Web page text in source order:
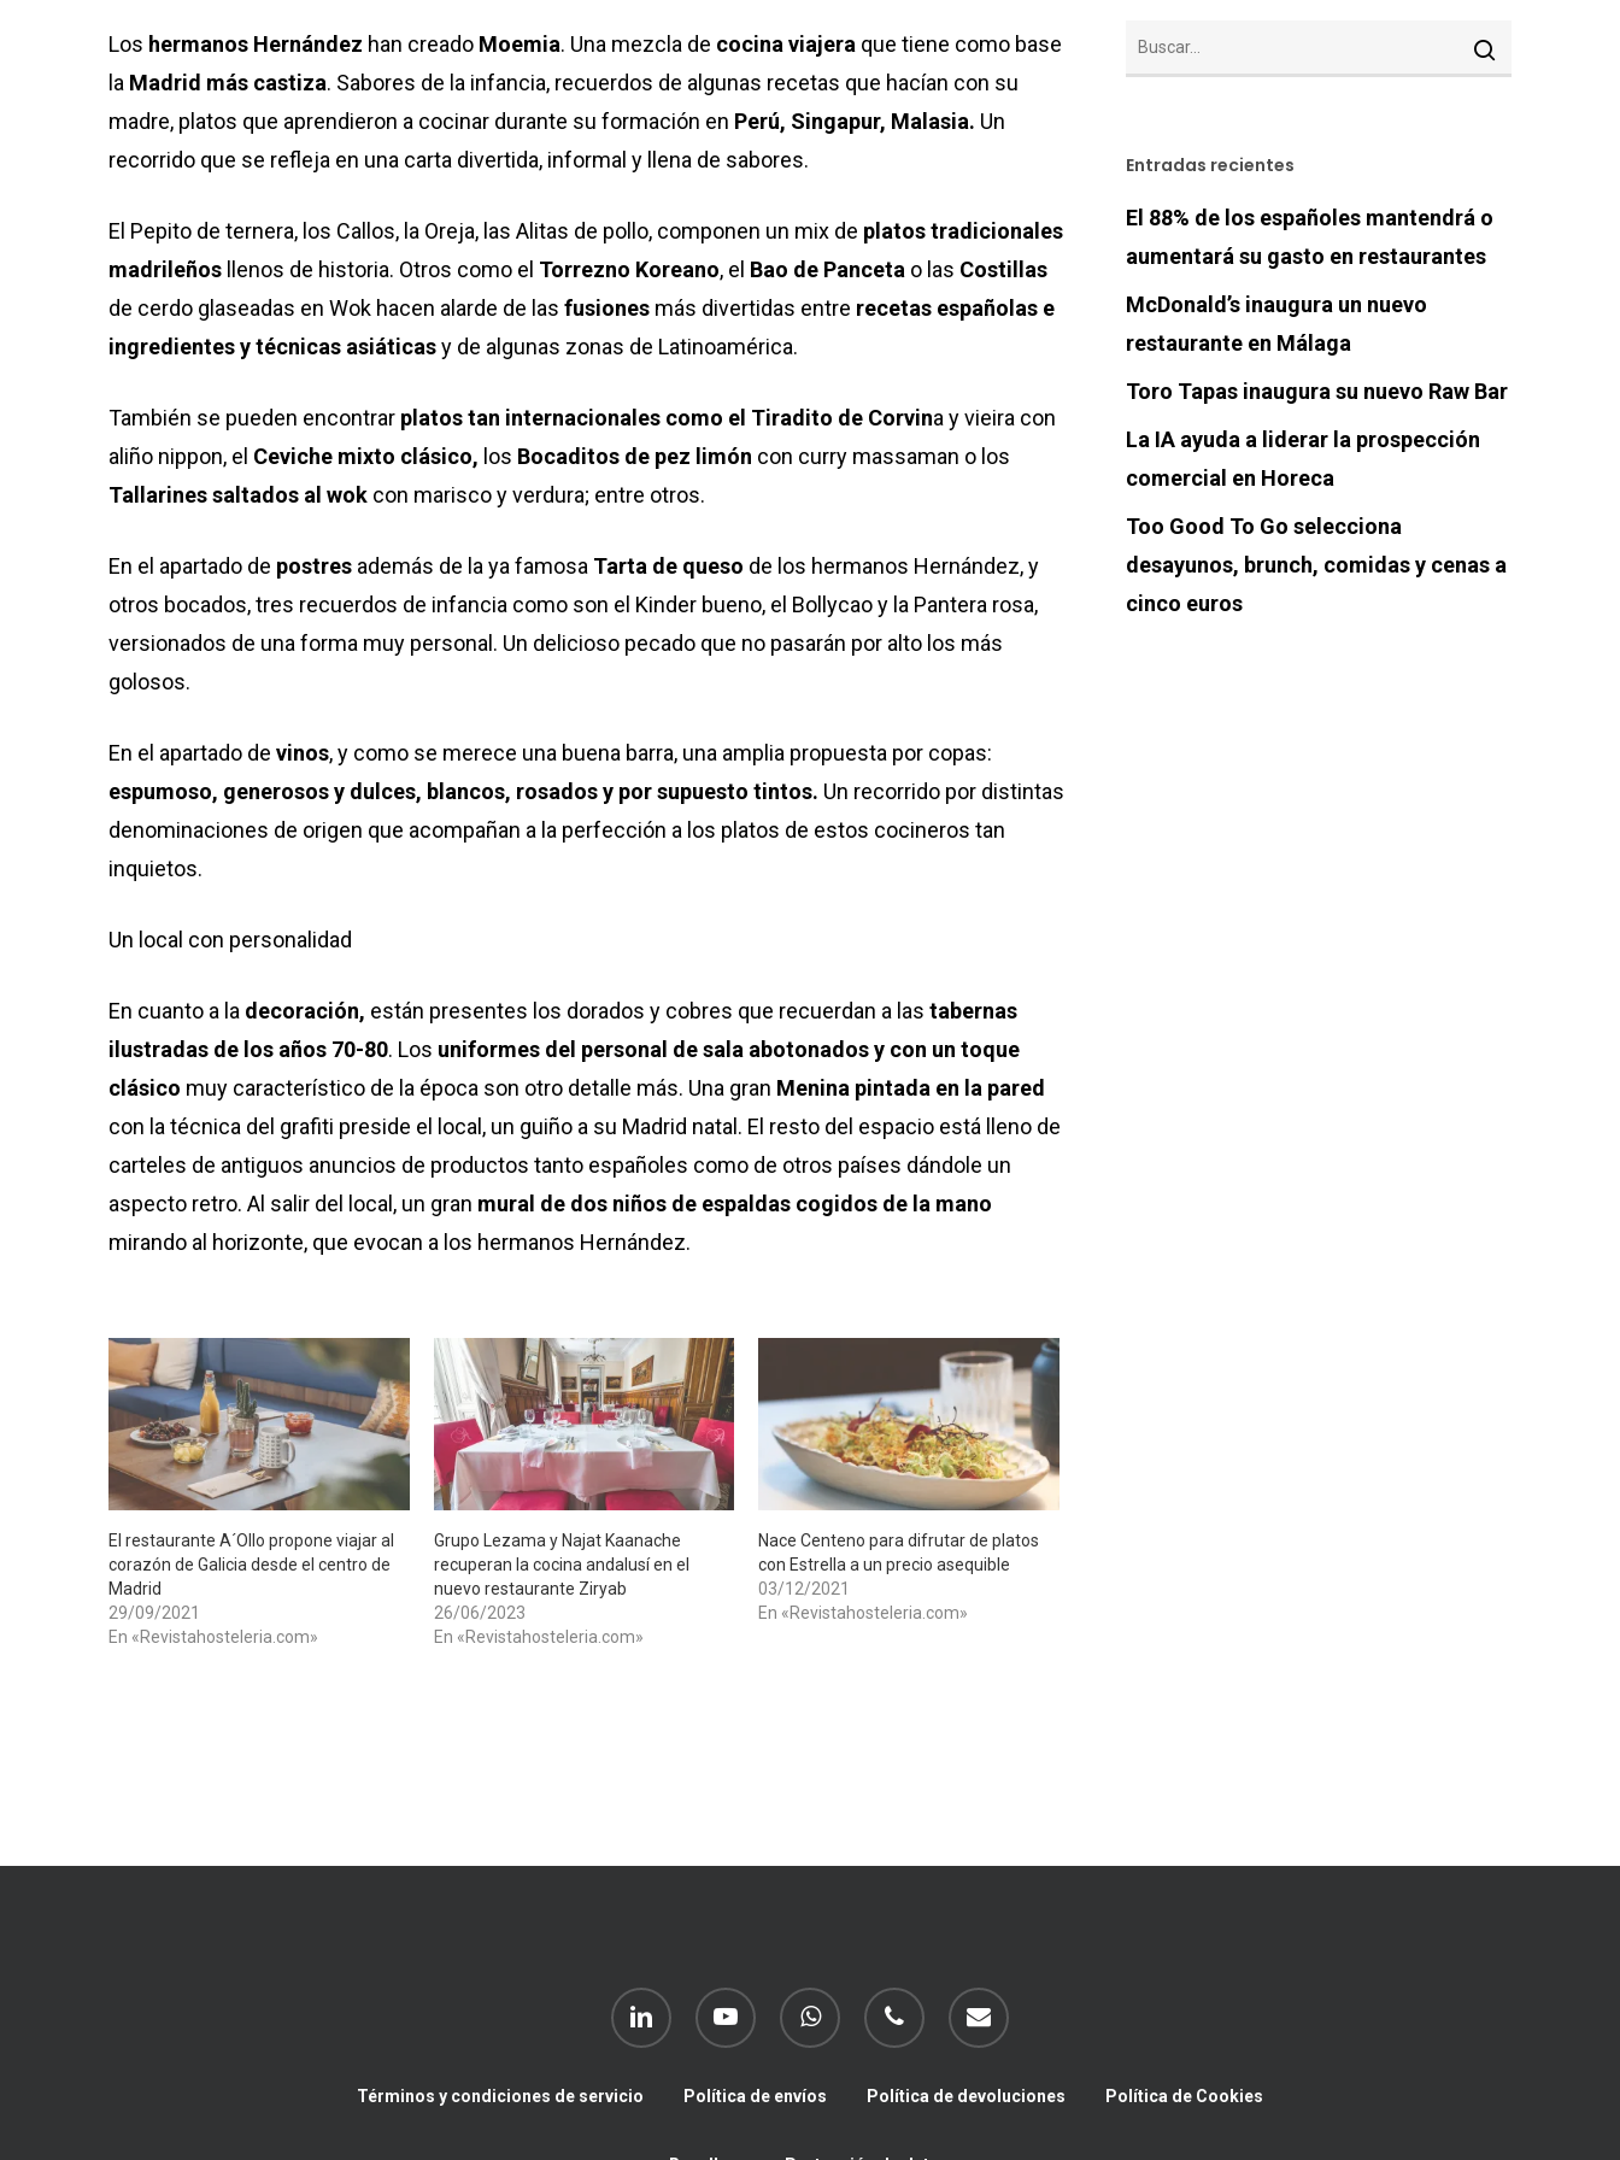
Los hermanos Hernández han creado Moemia. Una mezcla de cocina viajera que tiene como base
la Madrid más castiza. Sabores de la infancia, recuerdos de algunas recetas que hacían con su
madre, platos que aprendieron a cocinar durante su formación en Perú, Singapur, Malasia. Un
recorrido que se refleja en una carta divertida, informal y llena de sabores.
El Pepito de ternera, los Callos, la Oreja, las Alitas de pollo, componen un mix de platos tradicionales
madrileños llenos de historia. Otros como el Torrezno Koreano, el Bao de Panceta o las Costillas
de cerdo glaseadas en Wok hacen alarde de las fusiones más divertidas entre recetas españolas e
ingredientes y técnicas asiáticasy de algunas zonas de Latinoamérica.
También se pueden encontrar platos tan internacionales como el Tiradito de Corvina y vieira con
aliño nippon, el Ceviche mixto clásico, los Bocaditos de pez limón con curry massaman o los
Tallarines saltados al wok con marisco y verdura; entre otros.
En el apartado de postres además de la ya famosa Tarta de queso de los hermanos Hernández, y
otros bocados, tres recuerdos de infancia como son el Kinder bueno, el Bollycao y la Pantera rosa,
versionados de una forma muy personal. Un delicioso pecado que no pasarán por alto los más
golosos.
En el apartado de vinos, y como se merece una buena barra, una amplia propuesta por copas:
espumoso, generosos y dulces, blancos, rosados y por supuesto tintos. Un recorrido por distintas
denominaciones de origen que acompañan a la perfección a los platos de estos cocineros tan
inquietos.
Un local con personalidad
En cuanto a la decoración, están presentes los dorados y cobres que recuerdan a las tabernas
ilustradas de los años 70-80. Los uniformes del personal de sala abotonados y con un toque
clásico muy característico de la época son otro detalle más. Una gran Menina pintada en la pared
con la técnica del grafiti preside el local, un guiño a su Madrid natal. El resto del espacio está lleno de
carteles de antiguos anuncios de productos tanto españoles como de otros países dándole un
aspecto retro. Al salir del local, un gran mural de dos niños de espaldas cogidos de la mano
mirando al horizonte, que evocan a los hermanos Hernández.
El restaurante A´Ollo propone viajar al
corazón de Galicia desde el centro de
Madrid
29/09/2021
En «Revistahosteleria.com»
Grupo Lezama y Najat Kaanache
recuperan la cocina andalusí en el
nuevo restaurante Ziryab
26/06/2023
En «Revistahosteleria.com»
Nace Centeno para difrutar de platos
con Estrella a un precio asequible
03/12/2021
En «Revistahosteleria.com»
Entradas recientes
El 88% de los españoles mantendrá o
aumentará su gasto en restaurantes
McDonald’s inaugura un nuevo
restaurante en Málaga
Toro Tapas inaugura su nuevo Raw Bar
La IA ayuda a liderar la prospección
comercial en Horeca
Too Good To Go selecciona
desayunos, brunch, comidas y cenas a
cinco euros
linkedin youtube whatsapp phone email
Términos y condiciones de servicio Política de envíos Política de devoluciones Política de Cookies